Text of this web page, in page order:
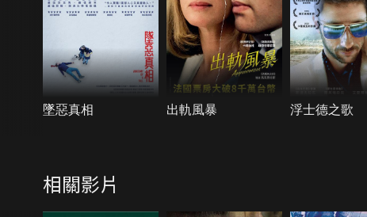
墜惡真相 出軌風暴 浮士德之歌
相關影片